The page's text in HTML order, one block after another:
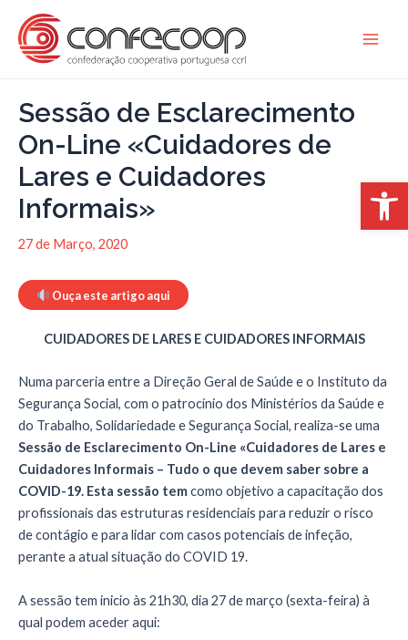
content
Sessão de Esclarecimento
On-Line «Cuidadores de
Lares e Cuidadores
Informais»
27 de Março, 2020
Ouça este artigo aqui
CUIDADORES DE LARES E CUIDADORES INFORMAIS
Numa parceria entre a Direção Geral de Saúde e o Instituto da
Segurança Social, com o patrocínio dos Ministérios da Saúde e
do Trabalho, Solidariedade e Segurança Social, realiza-se uma
Sessão de Esclarecimento On-Line «Cuidadores de Lares e
Cuidadores Informais – Tudo o que devem saber sobre a
COVID-19. Esta sessão temcomo objetivo a capacitação dos
profissionais das estruturas residenciais para reduzir o risco
de contágio e para lidar com casos potenciais de infeção,
perante a atual situação do COVID 19.
A sessão tem inicio às 21h30, dia 27 de março (sexta-feira) à
qual podem aceder aqui: